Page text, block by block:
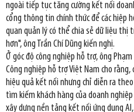
ngoài tiếp tục tăng cường kết nối
cổng thông tin chính thức để các hiệp
quan quản lý có thể chia sẻ dữ liệu thị
hơn", ông Trần Chí Dũng kiến nghị.
Ở góc độ công nghiệp hỗ trợ, ông
Công nghiệp hỗ trợ Việt Nam cho
hiệu quả kết nối nhưng chỉ diễn ra
tìm kiếm khách hàng của doanh
xây dựng nền tảng kết nối ứng dụng